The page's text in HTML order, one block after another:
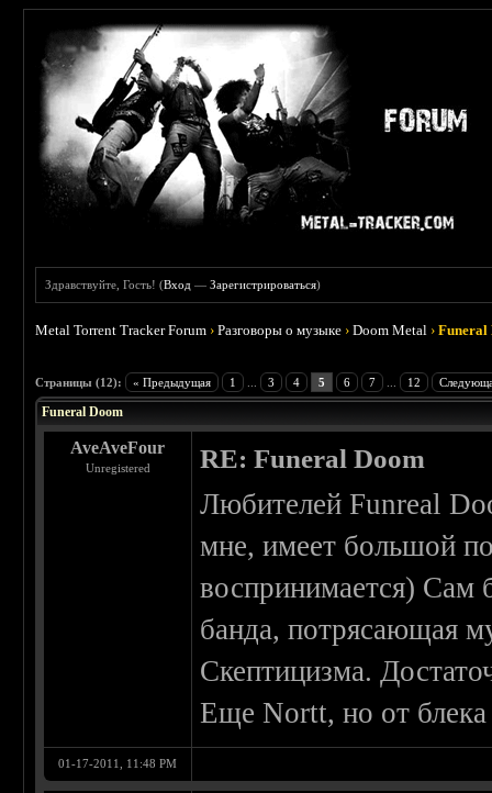
Здравствуйте, Гость! (Вход —Зарегистрироваться)
Metal Torrent Tracker Forum ›Разговоры о музыке ›Doom Metal ›Funeral
Страницы (12): « Предыдущая 1 3 4 5 6 7 12
Funeral Doom
AveAveFour
Unregistered RE: Funeral Doom
Любителей Funreal
мне, имеет большой
воспринимается)
банда, потрясающая
Скептицизма.
Еще Nortt, но от
01-17-2011, 11:48 PM